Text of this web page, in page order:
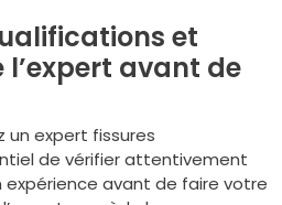
et
l’expert avant de
un expert fissures
de vérifier attentivement
avant de faire votre